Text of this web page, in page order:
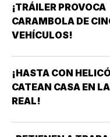
¡TRÁILER PROVOCA
CARAMBOLA DE
VEHÍCULOS!
¡HASTA CON
CATEAN CASA EN
REAL!